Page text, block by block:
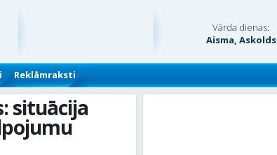
Vārda dienas:
Aisma, Askolds
Reklāmraksti
situācija